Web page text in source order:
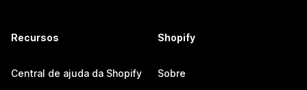
Recursos
Central de ajuda da Shopify
Shopify
Sobre